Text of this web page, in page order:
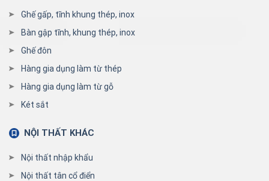
Ghế gấp, tĩnh khung thép, inox
Bàn gập tĩnh, khung thép, inox
Ghế đôn
Hàng gia dụng làm từ thép
Hàng gia dụng làm từ gỗ
Két sắt
NỘI THẤT KHÁC
Nội thất nhập khẩu
Nội thất tân cổ điển